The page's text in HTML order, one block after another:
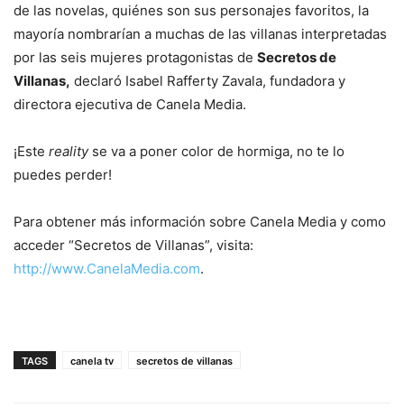
de las novelas, quiénes son sus personajes favoritos, la
mayoría nombrarían a muchas de las villanas interpretadas
por las seis mujeres protagonistas de Secretos de
Villanas, declaró Isabel Rafferty Zavala, fundadora y
directora ejecutiva de Canela Media.
¡Este realityse va a poner color de hormiga, no te lo
puedes perder!
Para obtener más información sobre Canela Media y como
acceder “Secretos de Villanas”, visita:
http://www.CanelaMedia.com.
TAGS canela tv secretos de villanas